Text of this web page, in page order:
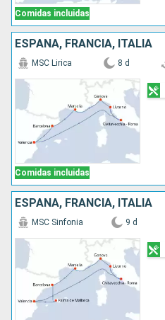
Comidas incluidas
ESPAÑA, FRANCIA, ITALIA
Comidas incluidas
MSC Lirica 8 d
ESPAÑA, FRANCIA, ITALIA
MSC Sinfonia 9 d